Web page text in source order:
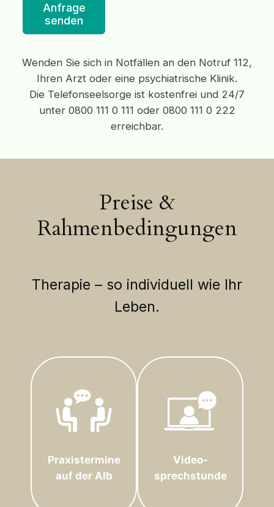
Anfrage
senden
Wenden Sie sich in Notfällen an den Notruf 112,
Ihren Arzt oder eine psychiatrische Klinik.
Die Telefonseelsorge ist kostenfrei und 24/7
unter 0800 111 0 111 oder 0800 111 0 222
erreichbar.
Preise &
Rahmenbedingungen
Therapie – so individuell wie Ihr
Leben.
Praxistermine
auf der Alb
Video-
sprechstunde